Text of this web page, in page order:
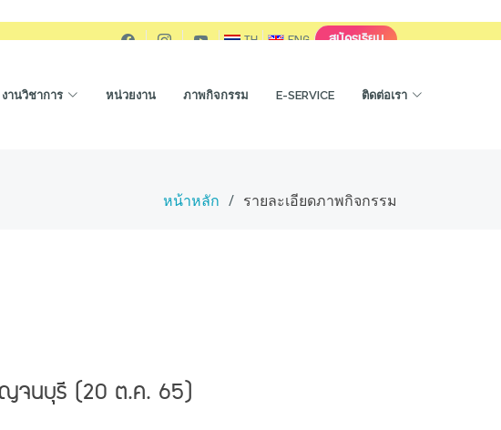
TH ENG สมัครเรียน
งานวิชาการ หน่วยงาน ภาพกิจกรรม E-SERVICE ติดต่อเรา
หน้าหลัก รายละเอียดภาพกิจกรรม
ญจนบุรี (20 ต.ค. 65)